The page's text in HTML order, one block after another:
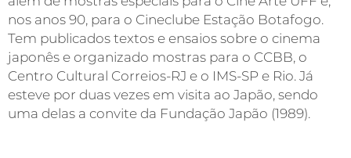
nos anos 90, para o Cineclube Estação Botafogo.
Tem publicados textos e ensaios sobre o cinema
japonês e organizado mostras para o CCBB, o
Centro Cultural Correios-RJ e o IMS-SP e Rio. Já
esteve por duas vezes em visita ao Japão, sendo
uma delas a convite da Fundação Japão (1989).